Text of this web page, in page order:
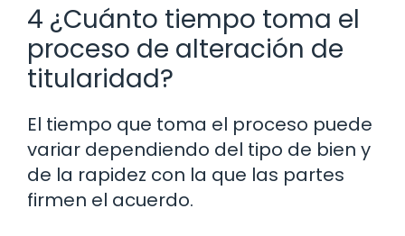
4 ¿Cuánto tiempo toma el
proceso de alteración de
titularidad?
El tiempo que toma el proceso puede
variar dependiendo del tipo de bien y
de la rapidez con la que las partes
firmen el acuerdo.